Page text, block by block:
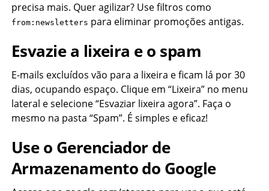
precisa mais. Quer agilizar? Use filtros como
from:newsletters para eliminar promoções antigas.
Esvazie a lixeira e o spam
E-mails excluídos vão para a lixeira e ficam lá por 30
dias, ocupando espaço. Clique em “Lixeira” no menu
lateral e selecione “Esvaziar lixeira agora”. Faça o
mesmo na pasta “Spam”. É simples e eficaz!
Use o Gerenciador de
Armazenamento do Google